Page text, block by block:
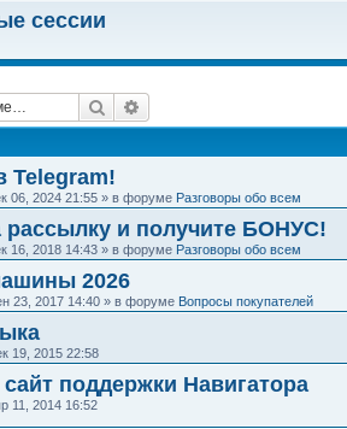
сессии
Поиск
06, 2024 21:55 » в форуме Разговоры обо всем
и получите БОНУС!
16, 2018 14:43 » в форуме Разговоры обо всем
2026
23, 2017 14:40 » в форуме Вопросы покупателей
19, 2015 22:58
поддержки Навигатора
11, 2014 16:52